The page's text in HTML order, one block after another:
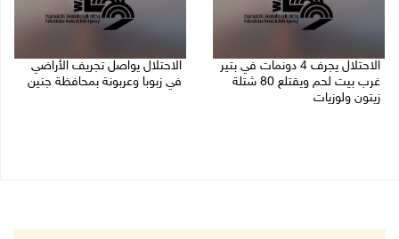
الاحتلال يجرف 4 دونمات في بتير
غرب بيت لحم ويقتلع 80 شتلة
زيتون ولوزيات
الاحتلال يواصل تجريف الأراضي
في زبوبا وعربونة بمحافظة جنين